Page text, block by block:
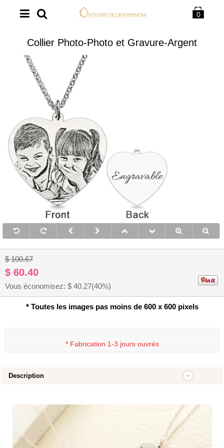
0
Collier Photo-Photo et Gravure-Argent
$ 100.67
$ 60.40
Vous économisez: $ 40.27(40%)
* Toutes les images pas moins de 600 x 600 pixels
* Fabrication 1-3 jours ouvrés
Description